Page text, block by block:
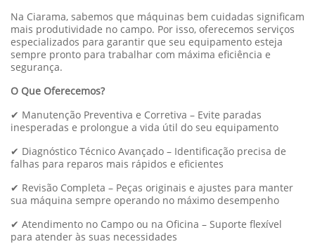
Na Ciarama, sabemos que máquinas bem cuidadas significam
mais produtividade no campo. Por isso, oferecemos serviços
especializados para garantir que seu equipamento esteja
sempre pronto para trabalhar com máxima eficiência e
segurança.
O Que Oferecemos?
✔ Manutenção Preventiva e Corretiva – Evite paradas
inesperadas e prolongue a vida útil do seu equipamento
✔ Diagnóstico Técnico Avançado – Identificação precisa de
falhas para reparos mais rápidos e eficientes
✔ Revisão Completa – Peças originais e ajustes para manter
sua máquina sempre operando no máximo desempenho
✔ Atendimento no Campo ou na Oficina – Suporte flexível
para atender às suas necessidades